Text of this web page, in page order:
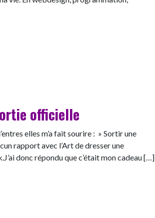
officielle
elles m’a fait sourire : » Sortir une
rapport avec l’Art de dresser une
donc répondu que c’était mon cadeau […]